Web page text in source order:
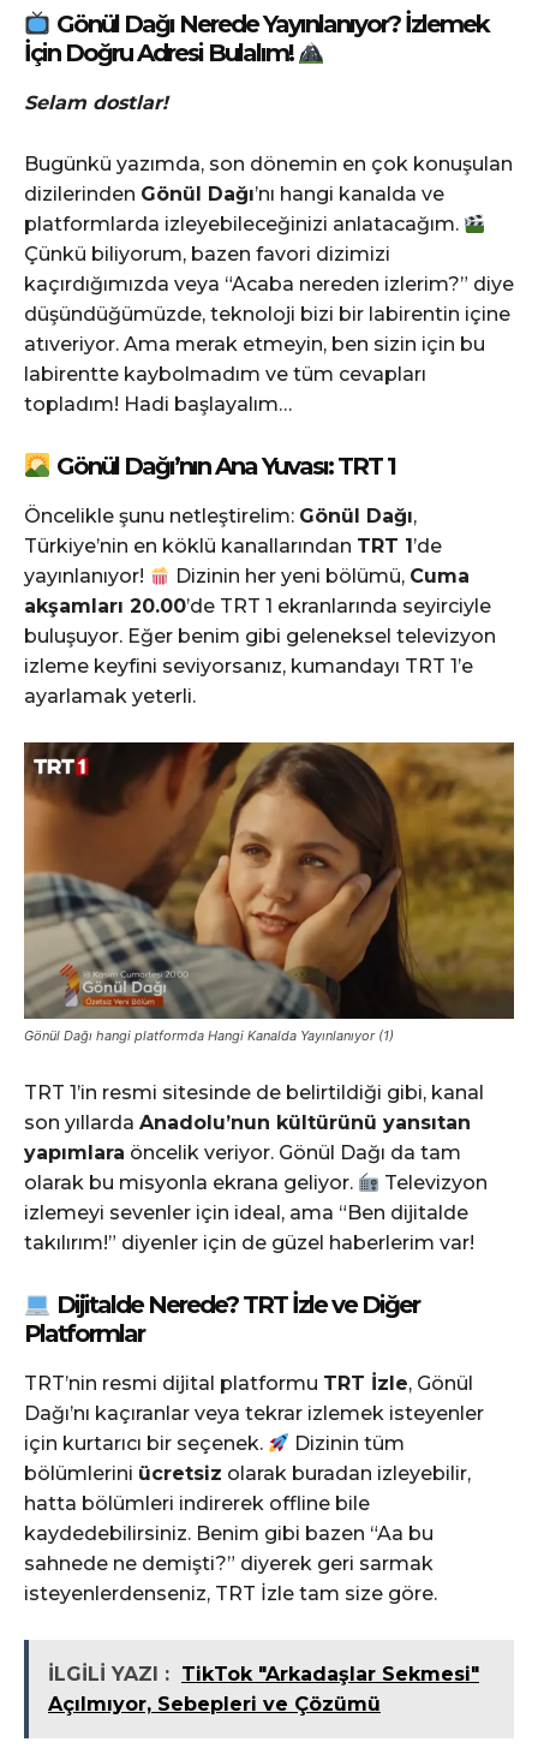
Gönül Dağı Nerede Yayınlanıyor? İzlemek
İçin Doğru Adresi Bulalım!
Selam dostlar!
Bugünkü yazımda, son dönemin en çok konuşulan
dizilerinden Gönül Dağı’nı hangi kanalda ve
platformlarda izleyebileceğinizi anlatacağım.
Çünkü biliyorum, bazen favori dizimizi
kaçırdığımızda veya “Acaba nereden izlerim?” diye
düşündüğümüzde, teknoloji bizi bir labirentin içine
atıveriyor. Ama merak etmeyin, ben sizin için bu
labirentte kaybolmadım ve tüm cevapları
topladım! Hadi başlayalım…
Gönül Dağı’nın Ana Yuvası: TRT 1
Öncelikle şunu netleştirelim: Gönül Dağı,
Türkiye’nin en köklü kanallarından TRT 1 ’de
yayınlanıyor!
Dizinin her yeni bölümü, Cuma
akşamları 20.00’de TRT 1 ekranlarında seyirciyle
buluşuyor. Eğer benim gibi geleneksel televizyon
izleme keyfini seviyorsanız, kumandayı TRT 1’e
ayarlamak yeterli.
Gönül Dağı hangi platformda Hangi Kanalda Yayınlanıyor (1)
TRT 1’in resmi sitesinde de belirtildiği gibi, kanal
son yıllarda Anadolu’nun kültürünü yansıtan
yapımlara öncelik veriyor. Gönül Dağı da tam
olarak bu misyonla ekrana geliyor.
Televizyon
izlemeyi sevenler için ideal, ama “Ben dijitalde
takılırım!” diyenler için de güzel haberlerim var!
Dijitalde Nerede? TRT İzle ve Diğer
Platformlar
TRT’nin resmi dijital platformu TRT İzle, Gönül
Dağı’nı kaçıranlar veya tekrar izlemek isteyenler
için kurtarıcı bir seçenek.
Dizinin tüm
bölümlerini ücretsiz olarak buradan izleyebilir,
hatta bölümleri indirerek offline bile
kaydedebilirsiniz. Benim gibi bazen “Aa bu
sahnede ne demişti?” diyerek geri sarmak
isteyenlerdenseniz, TRT İzle tam size göre.
İLGİLİ YAZI : TikTok "Arkadaşlar Sekmesi"
Açılmıyor, Sebepleri ve Çözümü